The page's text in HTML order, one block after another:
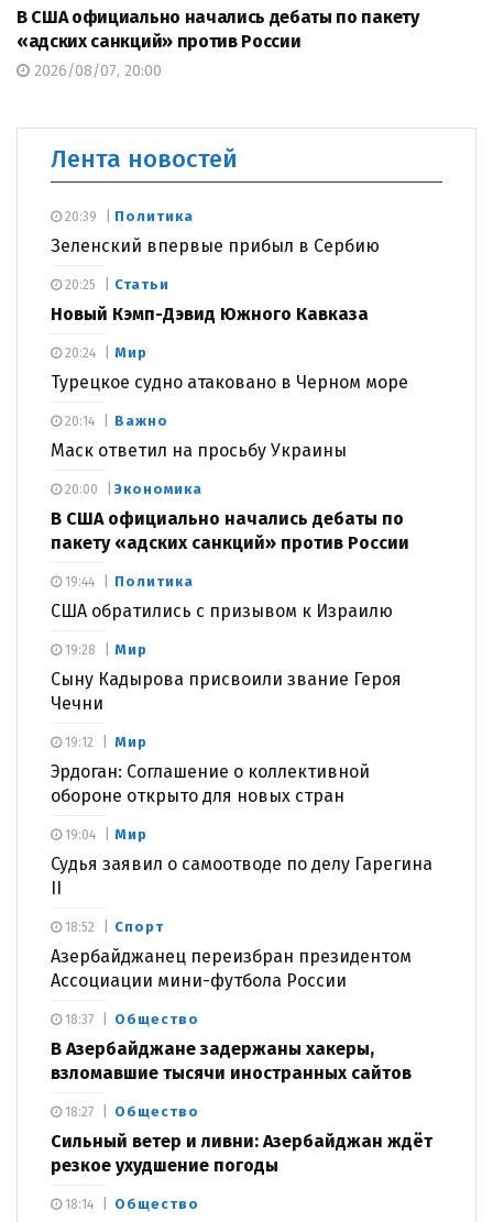
В США официально начались дебаты по пакету
«адских санкций» против России
2026/08/07, 20:00
Лента новостей
Политика
Зеленский впервые прибыл в Сербию
20:39
Статьи
Новый Кэмп-Дэвид Южного Кавказа
20:25
Мир
Турецкое судно атаковано в Черном море
20:24
Важно
Маск ответил на просьбу Украины
20:14
Экономика
В США официально начались дебаты по
пакету «адских санкций» против России
20:00
Политика
США обратились с призывом к Израилю
19:44
Мир
Сыну Кадырова присвоили звание Героя
Чечни
19:28
Мир
Эрдоган: Соглашение о коллективной
обороне открыто для новых стран
19:12
Мир
Судья заявил о самоотводе по делу Гарегина
19:04
Спорт
Азербайджанец переизбран президентом
Ассоциации мини-футбола России
18:52
Общество
В Азербайджане задержаны хакеры,
взломавшие тысячи иностранных сайтов
18:37
Общество
Сильный ветер и ливни: Азербайджан ждёт
резкое ухудшение погоды
18:27
Общество
18:14